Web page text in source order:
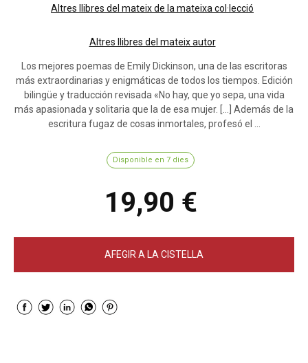
Altres llibres del mateix de la mateixa col·lecció
Altres llibres del mateix autor
Los mejores poemas de Emily Dickinson, una de las escritoras
más extraordinarias y enigmáticas de todos los tiempos. Edición
bilingüe y traducción revisada «No hay, que yo sepa, una vida
más apasionada y solitaria que la de esa mujer. […] Además de la
escritura fugaz de cosas inmortales, profesó el ...
Disponible en 7 dies
19,90 €
AFEGIR A LA CISTELLA